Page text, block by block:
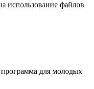
использование файлов
для молодых